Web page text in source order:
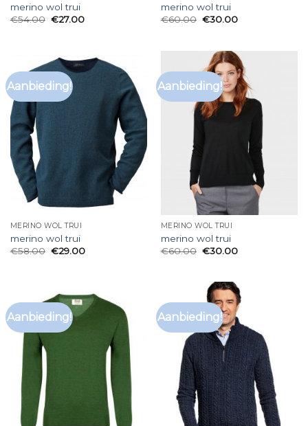
merino wol trui
€54.00 €27.00
merino wol trui
€60.00 €30.00
Aanbieding!
MERINO WOL TRUI
merino wol trui
€58.00 €29.00
Aanbieding!
MERINO WOL TRUI
merino wol trui
€60.00 €30.00
Aanbieding! Aanbieding!